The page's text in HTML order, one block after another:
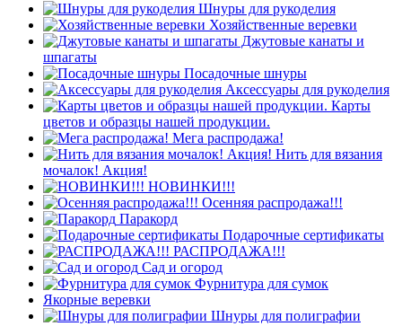
Шнуры для рукоделия
Хозяйственные веревки
Джутовые канаты и
шпагаты
Посадочные шнуры
Аксессуары для рукоделия
Карты
цветов и образцы нашей продукции.
Мега распродажа!
Нить для вязания
мочалок! Акция!
НОВИНКИ!!!
Осенняя распродажа!!!
Паракорд
Подарочные сертификаты
РАСПРОДАЖА!!!
Сад и огород
Фурнитура для сумок
Якорные веревки
Шнуры для полиграфии